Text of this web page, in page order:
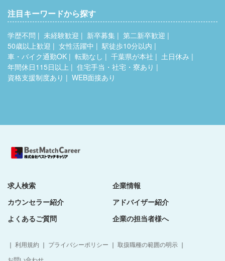
注目キーワードから探す
学歴不問 未経験歓迎 新卒募集
第二新卒歓迎
50歳以上歓迎
女性活躍中
駅徒歩10分以内
車・バイク通勤OK
転勤なし 千葉県が本社
土日休み
年間休日115日以上
住宅手当・社宅・寮あり
資格支援制度あり
WEB面接あり
求人検索
企業情報
カウンセラー紹介
アドバイザー紹介
よくあるご質問
企業の担当者様へ
｜ 利用規約 ｜ プライバシーポリシー ｜ 取扱職種の範囲の明示 ｜
お問い合わせ